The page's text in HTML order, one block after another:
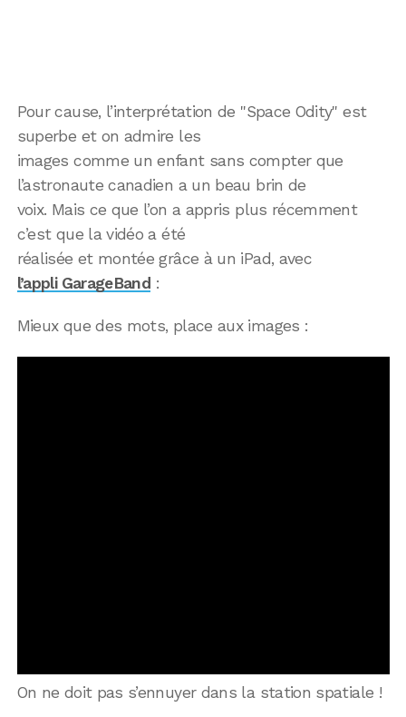
Pour cause, l’interprétation de "Space Odity" est
superbe et on admire les
images comme un enfant sans compter que
l’astronaute canadien a un beau brin de
voix. Mais ce que l’on a appris plus récemment
c’est que la vidéo a été
réalisée et montée grâce à un iPad, avec
l’appli GarageBand :
Mieux que des mots, place aux images :
On ne doit pas s’ennuyer dans la station spatiale !